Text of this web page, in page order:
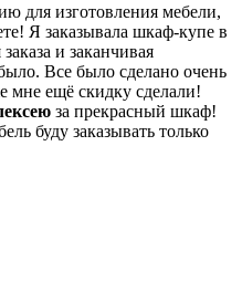
для изготовления мебели,
Я заказывала шкаф-купе в
и заканчивая
Все было сделано очень
мне ещё скидку сделали!
за прекрасный шкаф!
буду заказывать только